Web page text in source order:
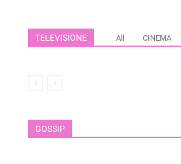
TELEVISIONE All CINEMA
GOSSIP